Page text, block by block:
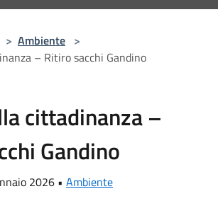
> Ambiente >
– Ritiro sacchi Gandino
cittadinanza –
Gandino
2026 • Ambiente